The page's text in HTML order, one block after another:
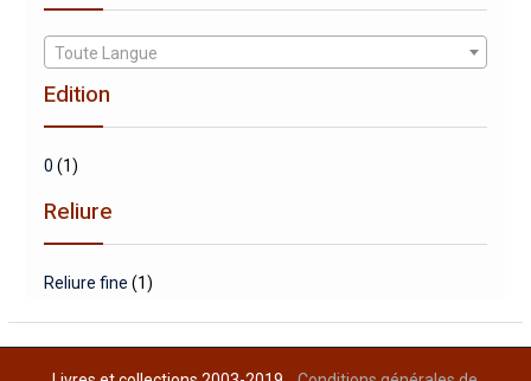
Toute Langue
Edition
0 (1)
Reliure
Reliure fine (1)